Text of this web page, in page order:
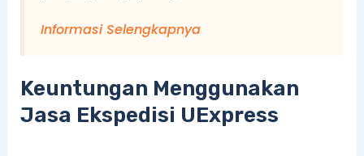
Informasi Selengkapnya
Keuntungan Menggunakan
Jasa Ekspedisi UExpress